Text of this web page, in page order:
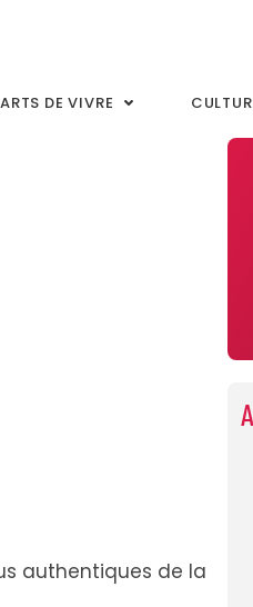
DE VIVRE
authentiques de la